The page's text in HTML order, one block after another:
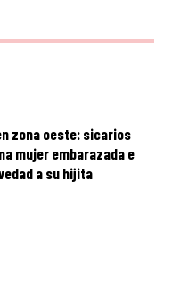
zona oeste: sicarios
mujer embarazada e
a su hijita